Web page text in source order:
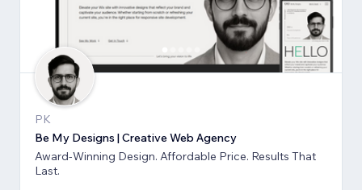
PK
Be My Designs | Creative Web Agency
Award-Winning Design. Affordable Price. Results That
Last.